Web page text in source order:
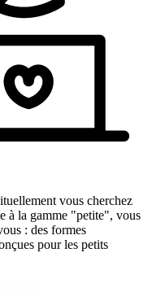
vous cherchez
à la gamme "petite", vous
: des formes
pour les petits